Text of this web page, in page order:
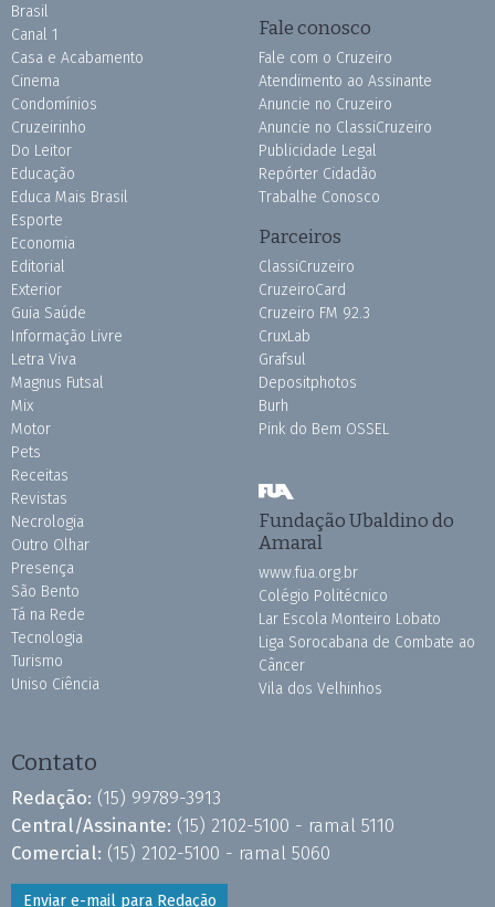
Brasil
Canal 1
Casa e Acabamento
Cinema
Condomínios
Cruzeirinho
Do Leitor
Educação
Educa Mais Brasil
Esporte
Economia
Editorial
Exterior
Guia Saúde
Informação Livre
Letra Viva
Magnus Futsal
Mix
Motor
Pets
Receitas
Revistas
Necrologia
Outro Olhar
Presença
São Bento
Tá na Rede
Tecnologia
Turismo
Uniso Ciência
Fale conosco
Fale com o Cruzeiro
Atendimento ao Assinante
Anuncie no Cruzeiro
Anuncie no ClassiCruzeiro
Publicidade Legal
Repórter Cidadão
Trabalhe Conosco
Parceiros
ClassiCruzeiro
CruzeiroCard
Cruzeiro FM 92.3
CruxLab
Grafsul
Depositphotos
Burh
Pink do Bem OSSEL
Fundação Ubaldino do
Amaral
www.fua.org.br
Colégio Politécnico
Lar Escola Monteiro Lobato
Liga Sorocabana de Combate ao
Câncer
Vila dos Velhinhos
Contato
Redação: (15) 99789-3913
Central/Assinante: (15) 2102-5100 - ramal 5110
Comercial: (15) 2102-5100 - ramal 5060
Enviar e-mail para Redação